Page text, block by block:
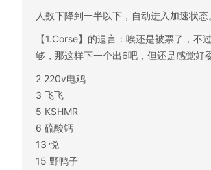
人数下降到一半以下，自动进入加速状态
【1.Corse】的遗言：唉还是被票了，不
够，那这样下一个出6吧，但还是感觉好
2 220v电鸡
3 飞飞
5 KSHMR
6 硫酸钙
13 悦
15 野鸭子